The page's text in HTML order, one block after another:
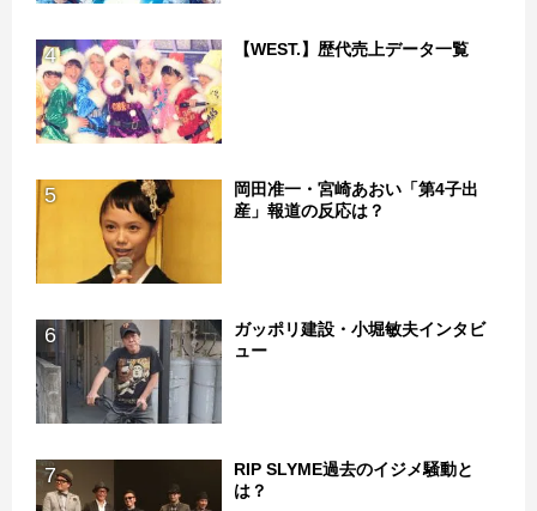
4 【WEST.】歴代売上データ一覧
5
岡田准一・宮崎あおい「第4子出
産」報道の反応は？
6
ガッポリ建設・小堀敏夫インタビ
ュー
7
RIP SLYME過去のイジメ騒動と
は？